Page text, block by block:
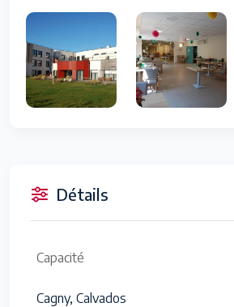
Détails
Capacité
Cagny, Calvados